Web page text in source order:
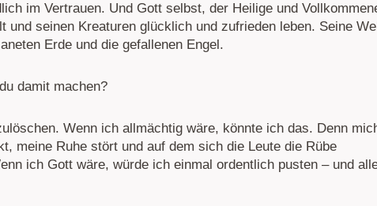
im Vertrauen. Und Gott selbst, der Heilige und
und seinen Kreaturen glücklich und zufrieden leben. Seine
Erde und die gefallenen Engel.
damit machen?
Wenn ich allmächtig wäre, könnte ich das. Denn
meine Ruhe stört und auf dem sich die Leute die Rübe
ich Gott wäre, würde ich einmal ordentlich pusten – und